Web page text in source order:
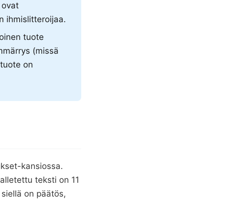
ihmislitteroijaa.
tuote
(missä
on
kansiossa.
teksti on 11
on päätös,